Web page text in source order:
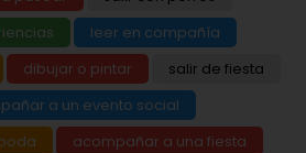
leer en compañía
dibujar o pintar
salir de fiesta
a un evento social
acompañar a una fiesta